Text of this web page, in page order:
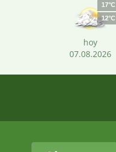
17°C
12°C
hoy
07.08.2026